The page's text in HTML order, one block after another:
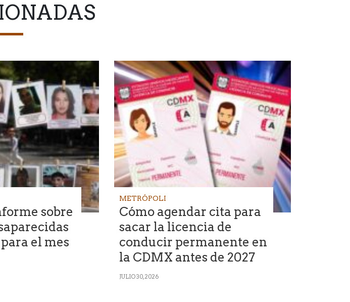
sobre
el mes
METRÓPOLI
Cómo agendar cita para
sacar la licencia de
conducir permanente en
la CDMX antes de 2027
JULIO 30, 2026